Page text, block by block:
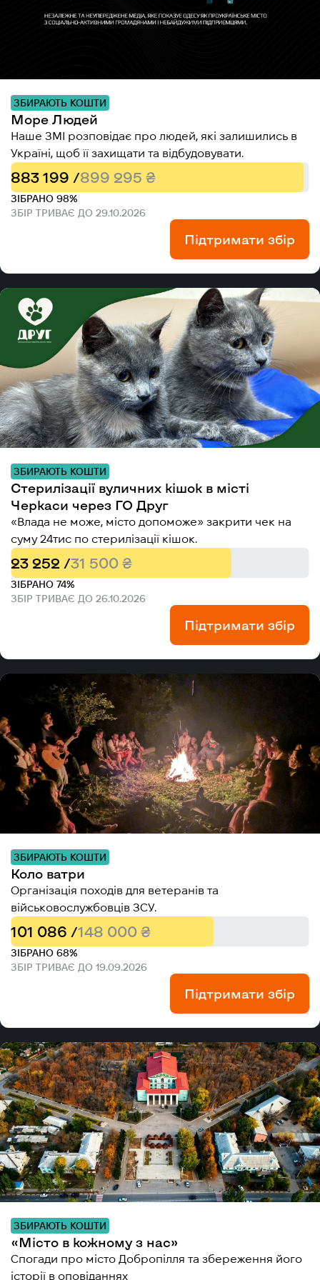
ЗБИРАЮТЬ КОШТИ
Море Людей
Наше ЗМІ розповідає про людей, які залишились в
Україні, щоб її захищати та відбудовувати.
883 199 /899 295 ₴
ЗІБРАНО 98%
ЗБІР ТРИВАЄ ДО 29.10.2026
Підтримати збір
ЗБИРАЮТЬ КОШТИ
Стерилізації вуличних кішок в місті
Черкаси через ГО Друг
«Влада не може, місто допоможе» закрити чек на
суму 24тис по стерилізації кішок.
23 252 /31 500 ₴
ЗІБРАНО 74%
ЗБІР ТРИВАЄ ДО 26.10.2026
Підтримати збір
ЗБИРАЮТЬ КОШТИ
Коло ватри
Організація походів для ветеранів та
військовослужбовців ЗСУ.
101 086 /148 000 ₴
ЗІБРАНО 68%
ЗБІР ТРИВАЄ ДО 19.09.2026
Підтримати збір
ЗБИРАЮТЬ КОШТИ
«Місто в кожному з нас»
Спогади про місто Добропілля та збереження його
історії в оповіданнях